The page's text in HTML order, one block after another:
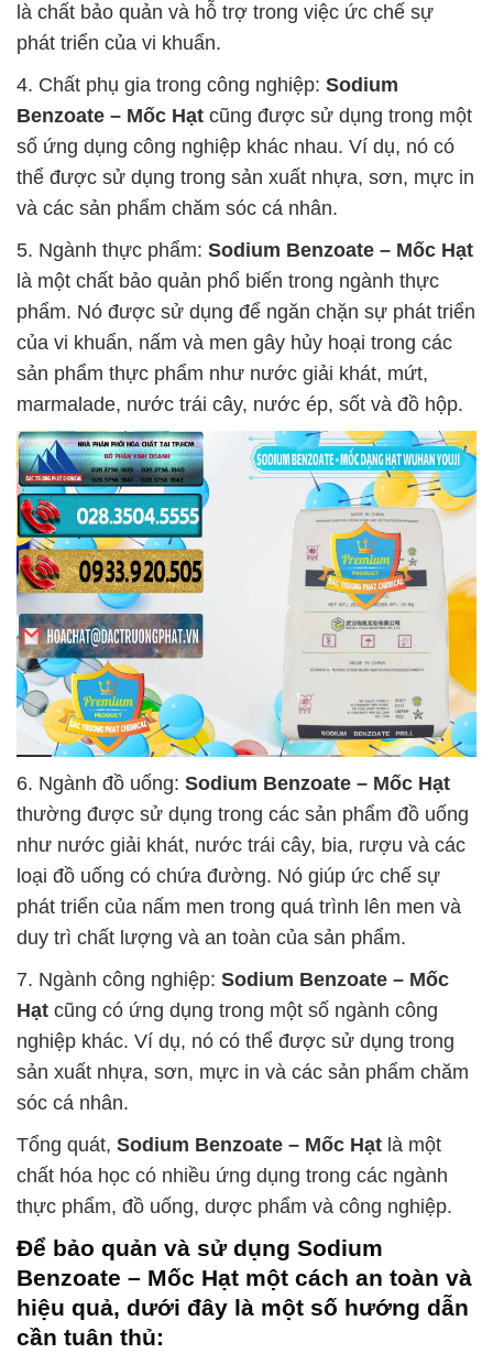
là chất bảo quản và hỗ trợ trong việc ức chế sự
phát triển của vi khuẩn.
4. Chất phụ gia trong công nghiệp: Sodium
Benzoate – Mốc Hạt cũng được sử dụng trong một
số ứng dụng công nghiệp khác nhau. Ví dụ, nó có
thể được sử dụng trong sản xuất nhựa, sơn, mực in
và các sản phẩm chăm sóc cá nhân.
5. Ngành thực phẩm: Sodium Benzoate – Mốc Hạt
là một chất bảo quản phổ biến trong ngành thực
phẩm. Nó được sử dụng để ngăn chặn sự phát triển
của vi khuẩn, nấm và men gây hủy hoại trong các
sản phẩm thực phẩm như nước giải khát, mứt,
marmalade, nước trái cây, nước ép, sốt và đồ hộp.
6. Ngành đồ uống: Sodium Benzoate – Mốc Hạt
thường được sử dụng trong các sản phẩm đồ uống
như nước giải khát, nước trái cây, bia, rượu và các
loại đồ uống có chứa đường. Nó giúp ức chế sự
phát triển của nấm men trong quá trình lên men và
duy trì chất lượng và an toàn của sản phẩm.
7. Ngành công nghiệp: Sodium Benzoate – Mốc
Hạt cũng có ứng dụng trong một số ngành công
nghiệp khác. Ví dụ, nó có thể được sử dụng trong
sản xuất nhựa, sơn, mực in và các sản phẩm chăm
sóc cá nhân.
Tổng quát, Sodium Benzoate – Mốc Hạt là một
chất hóa học có nhiều ứng dụng trong các ngành
thực phẩm, đồ uống, dược phẩm và công nghiệp.
Để bảo quản và sử dụng Sodium
Benzoate – Mốc Hạt một cách an toàn và
hiệu quả, dưới đây là một số hướng dẫn
cần tuân thủ: